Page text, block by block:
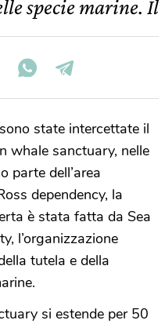
specie marine. Il
state intercettate il
whale sanctuary, nelle
parte dell’area
dependency, la
è stata fatta da Sea
l’organizzazione
tutela e della
si estende per 50